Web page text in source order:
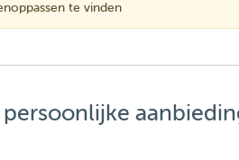
te vinden